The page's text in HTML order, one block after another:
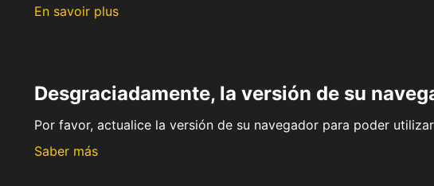
En savoir plus
Desgraciadamente, la versión de su
Por favor, actualice la versión de su navegador para poder
Saber más